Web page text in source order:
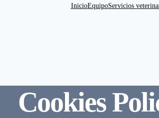
InicioEquipoServicios
Cookies